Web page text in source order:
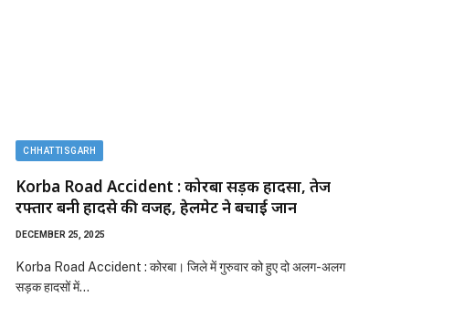
CHHATTISGARH
Korba Road Accident : कोरबा सड़क हादसा, तेज
रफ्तार बनी हादसे की वजह, हेलमेट ने बचाई जान
DECEMBER 25, 2025
Korba Road Accident : कोरबा। जिले में गुरुवार को हुए दो अलग-अलग
सड़क हादसों में…